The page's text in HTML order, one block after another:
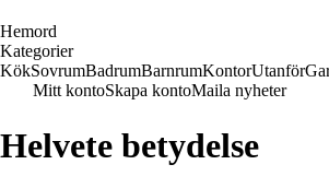
Hemord
Kategorier
KökSovrumBadrumBarnrumKontorUtanför
Mitt kontoSkapa kontoMaila nyheter
Helvete betydelse